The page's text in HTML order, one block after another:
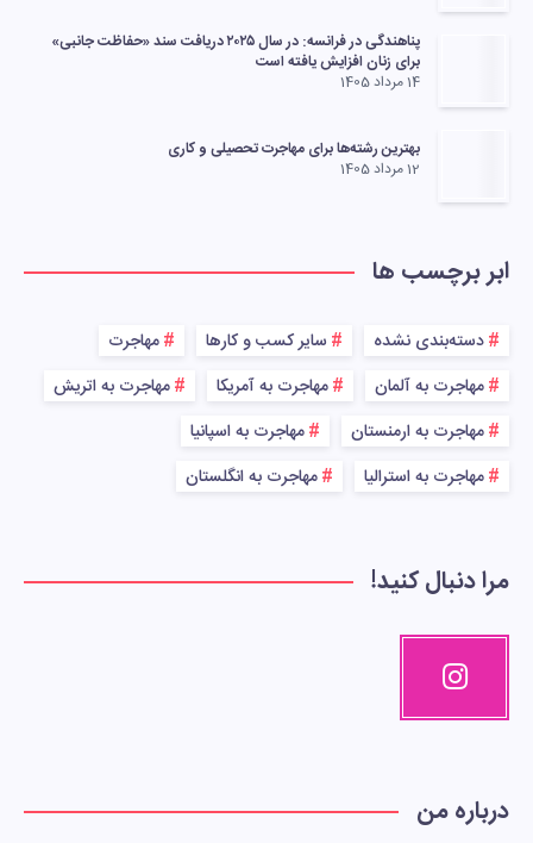
پناهندگی در فرانسه: در سال ۲۰۲۵ دریافت سند «حفاظت جانبی»
برای زنان افزایش یافته است
14 مرداد 1405
بهترین رشته‌ها برای مهاجرت تحصیلی و کاری
12 مرداد 1405
ابر برچسب ها
دسته‌بندی نشده سایر کسب و کارها
مهاجرت
مهاجرت به آلمان
مهاجرت به آمریکا
مهاجرت به اتریش
مهاجرت به ارمنستان
مهاجرت به اسپانیا
مهاجرت به استرالیا
مهاجرت به انگلستان
مرا دنبال کنید!
درباره من